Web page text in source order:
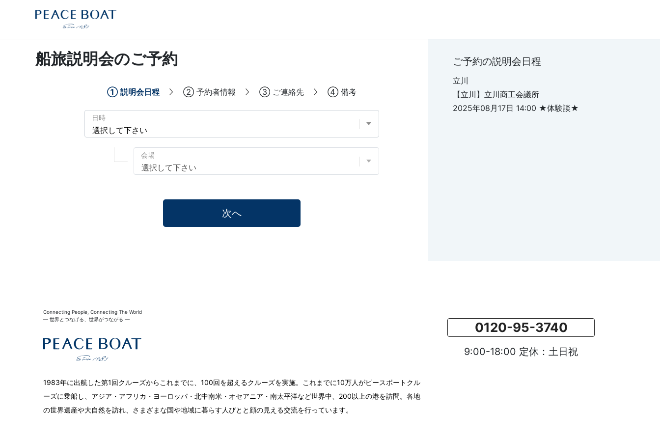
船旅説明会のご予約 ご予約の説明会日程
立川
【立川】立川商工会議所
2025年08月17日 14:00 ★体験談★
① 説明会日程 ② 予約者情報 ③ ご連絡先 ④ 備考
日時
会場
次へ
0120-95-3740
9:00-18:00 定休：土日祝
Connecting People, Connecting The World
― 世界とつなげる、世界がつながる ―
1983年に出航した第1回クルーズからこれまでに、100回を超えるクルーズを実施。これまでに10万人がピースボートクル
ーズに乗船し、アジア・アフリカ・ヨーロッパ・北中南米・オセアニア・南太平洋など世界中、200以上の港を訪問。各地
の世界遺産や大自然を訪れ、さまざまな国や地域に暮らす人びとと顔の見える交流を行っています。